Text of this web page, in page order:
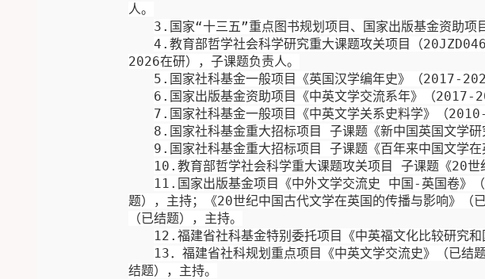
人。
3. 国家“十三五”重点图书规划项目、 国家出版基金资助项
4. 教育部哲学社会科学研究重大课题攻关项目 （20JZD046
2026在研），子课题负责人。
5. 国家社科基金一般项目《英国汉学编年史》 （2017-
6 . 国家出版基金资助项目 《中英文学交流系年》 （2017-
7 . 国家社科基金一般项目《中英文学关系史料学》（2010
8 . 国家社科基金重大招标项目 子课题《新中国英国文学研
9 . 国家社科基金重大招标项目 子课题《百年来中国文学
10 . 教育部哲学社会科学重大课题攻关项目 子课题《20世
11 . 国家出版基金项目《中外文学交流史 中国 - 英国卷》
题），主持；《20世纪中国古代文学在英国的传播与影响》（
（已结题），主持。
12. 福建省社科基金特别委托项目《中英福文化比较研究和
13．福建省社科规划重点项目《中英文学交流史》（已结
结题），主持。